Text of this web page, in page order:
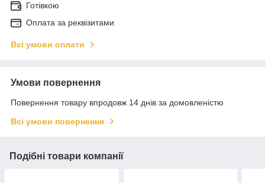
Готівкою
Оплата за реквізитами
Всі умови оплати
Умови повернення
Повернення товару впродовж 14 днів за домовленістю
Всі умови повернення
Подібні товари компанії